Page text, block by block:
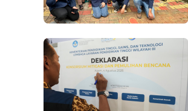
DIKBUDRISTEK